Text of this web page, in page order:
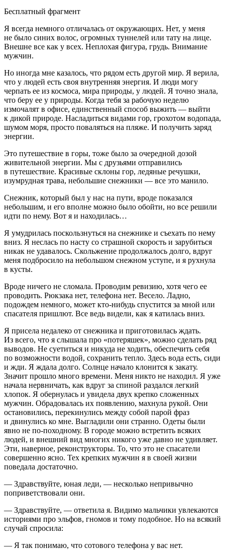
Бесплатный фрагмент
Я всегда немного отличалась от окружающих. Нет, у меня
не было синих волос, огромных туннелей или тату на лице.
Внешне все как у всех. Неплохая фигура, грудь. Внимание
мужчин.
Но иногда мне казалось, что рядом есть другой мир. Я верила,
что у людей есть своя внутренняя энергия. И люди могу
черпать ее из космоса, мира природы, у людей. Я точно знала,
что беру ее у природы. Когда тебя за рабочую неделю
измочалят в офисе, единственный способ выжить — выйти
к дикой природе. Насладиться видами гор, грохотом водопада,
шумом моря, просто поваляться на пляже. И получить заряд
энергии.
Это путешествие в горы, тоже было за очередной дозой
живительной энергии. Мы с друзьями отправились
в путешествие. Красивые склоны гор, ледяные речушки,
изумрудная трава, небольшие снежники — все это манило.
Снежник, который был у нас на пути, вроде показался
небольшим, и его вполне можно было обойти, но все решили
идти по нему. Вот я и находилась…
Я умудрилась поскользнуться на снежнике и съехать по нему
вниз. Я неслась по насту со страшной скорость и зарубиться
никак не удавалось. Скольжение продолжалось долго, вдруг
меня подбросило на небольшом снежном уступе, и я рухнула
в кусты.
Вроде ничего не сломала. Проводим ревизию, хотя чего ее
проводить. Рюкзака нет, телефона нет. Весело. Ладно,
подождем немного, может кто-нибудь спустится за мной или
спасателя пришлют. Все ведь видели, как я катилась вниз.
Я присела недалеко от снежника и приготовилась ждать.
Из всего, что я слышала про «потеряшек», можно сделать ряд
выводов. Не суетиться и никуда не ходить, обеспечить себя
по возможности водой, сохранить тепло. Здесь вода есть, сиди
и жди. Я ждала долго. Солнце начало клонится к закату.
Значит прошло много времени. Меня никто не находил. Я уже
начала нервничать, как вдруг за спиной раздался легкий
хлопок. Я обернулась и увидела двух крепко сложенных
мужчин. Обрадовалась их появлению, махнула рукой. Они
остановились, перекинулись между собой парой фраз
и двинулись ко мне. Выгладили они странно. Одеты были
явно не по-походному. В городе можно встретить всяких
людей, и внешний вид многих никого уже давно не удивляет.
Эти, наверное, реконструкторы. То, что это не спасатели
совершенно ясно. Тех крепких мужчин я в своей жизни
поведала достаточно.
— Здравствуйте, юная леди, — несколько непривычно
поприветствовали они.
— Здравствуйте, — ответила я. Видимо мальчики увлекаются
историями про эльфов, гномов и тому подобное. Но на всякий
случай спросила:
— Я так понимаю, что сотового телефона у вас нет.